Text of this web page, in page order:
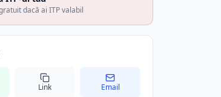
dacă ai ITP valabil
Link Email